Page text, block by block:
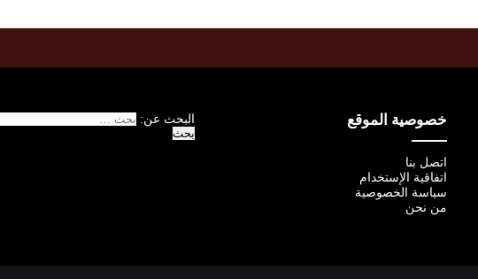
خصوصية الموقع
اتصل بنا
اتفاقية الإستخدام
سياسة الخصوصية
من نحن
البحث عن: